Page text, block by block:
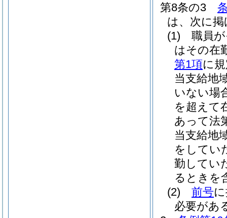
第8条の3
は、次に
(1)
職員
はその在
第1項に
当支給地
いない場
を超えて
あって法
当支給地
をしてい
勤してい
るときを
(2)
前号
必要があ